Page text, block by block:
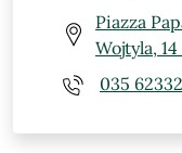
Piazza
Wojtyla,
035